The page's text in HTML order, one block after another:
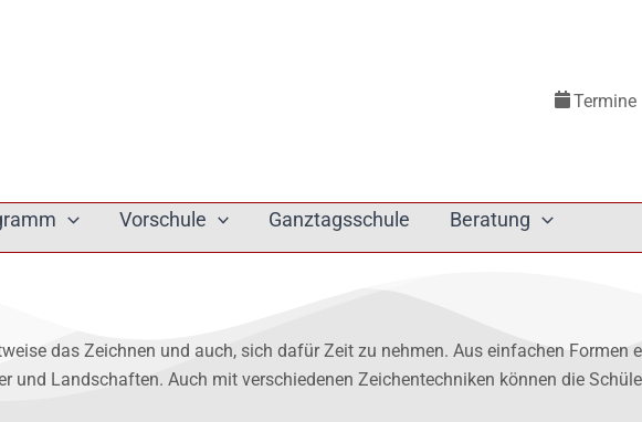
Termine
Vorschule Ganztagsschule Beratung
das Zeichnen und auch, sich dafür Zeit zu nehmen. Aus einfachen Formen
und Landschaften. Auch mit verschiedenen Zeichentechniken können die